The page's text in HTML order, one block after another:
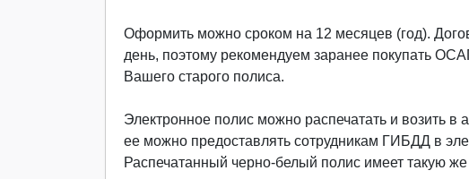
Оформить можно сроком на 12 месяцев (год).
день, поэтому рекомендуем заранее покупать
Вашего старого полиса.
Электронное полис можно распечатать и возить в
ее можно предоставлять сотрудникам ГИБДД в
Распечатанный черно-белый полис имеет такую